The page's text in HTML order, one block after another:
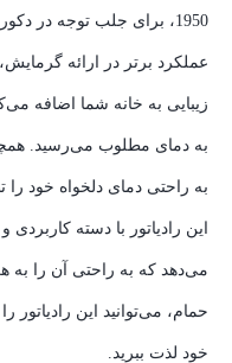
1950، برای جلب توجه در
عملکرد برتر در ارائه گرمایش،
زیبایی به خانه شما اضافه
به راحتی دمای دلخواه خود را
می‌دهد که به راحتی آن را به
حمام، می‌توانید این رادیاتور
خود لذت ببرید.